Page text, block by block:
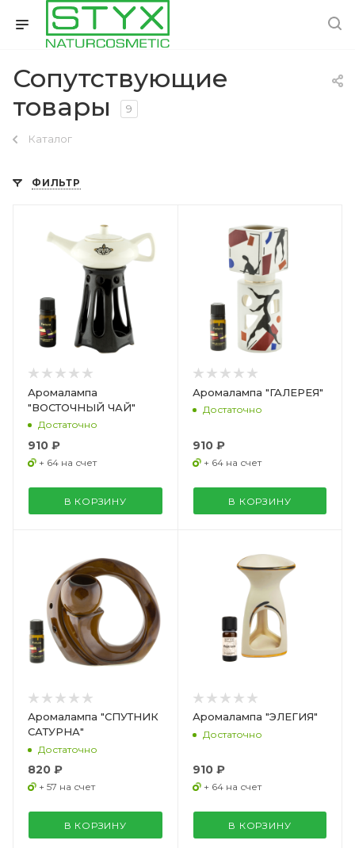
Сопутствующие
товары
9
Каталог
ФИЛЬТР
Аромалампа
"ВОСТОЧНЫЙ ЧАЙ"
Достаточно
910 ₽
+ 64 на счет
В КОРЗИНУ
Аромалампа "ГАЛЕРЕЯ"
Достаточно
910 ₽
+ 64 на счет
В КОРЗИНУ
Аромалампа "СПУТНИК
САТУРНА"
Достаточно
820 ₽
+ 57 на счет
В КОРЗИНУ
Аромалампа "ЭЛЕГИЯ"
Достаточно
910 ₽
+ 64 на счет
В КОРЗИНУ